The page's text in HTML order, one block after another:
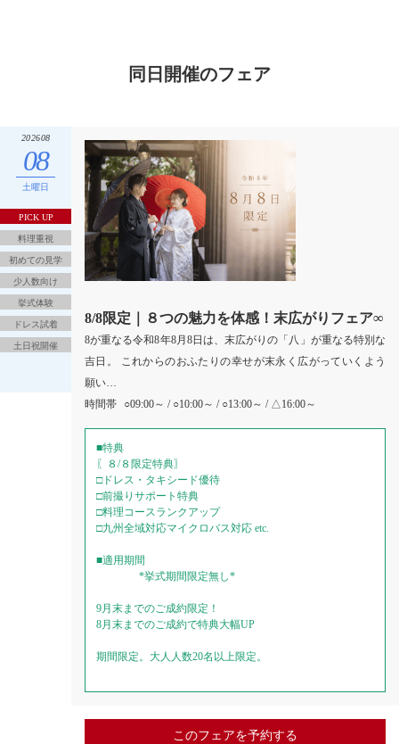
同日開催のフェア
202608
08
土曜日
PICK UP
料理重視
初めての見学
少人数向け
挙式体験
ドレス試着
土日祝開催
8/8限定｜８つの魅力を体感！末広がりフェア∞
8が重なる令和8年8月8日は、末広がりの「八」が重なる特別な
吉日。 これからのおふたりの幸せが末永く広がっていくよう
願い…
時間帯
○09:00～ / ○10:00～ / ○13:00～ / △16:00～
■特典
〖８/８限定特典〗
□ドレス・タキシード優待
□前撮りサポート特典
□料理コースランクアップ
□九州全域対応マイクロバス対応 etc.
■適用期間
*挙式期間限定無し*
9月末までのご成約限定！
8月末までのご成約で特典大幅UP
期間限定。大人人数20名以上限定。
このフェアを予約する